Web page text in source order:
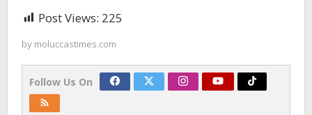
Post Views: 225
by moluccastimes.com
Follow Us On